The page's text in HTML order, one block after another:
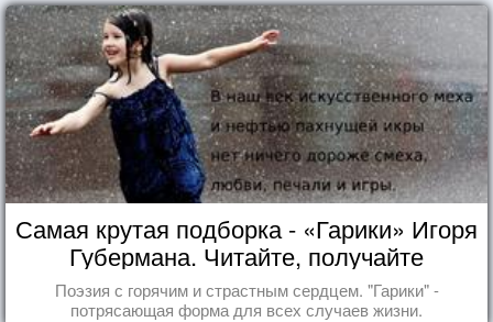
Самая крутая подборка - «Гарики» Игоря
Губермана. Читайте, получайте
удовольствие!
Поэзия с горячим и страстным сердцем. "Гарики" -
потрясающая форма для всех случаев жизни.